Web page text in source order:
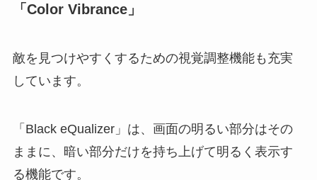
「Color Vibrance」
敵を見つけやすくするための視覚調整機能も充実
しています。
「Black eQualizer」は、画面の明るい部分はその
ままに、暗い部分だけを持ち上げて明るく表示す
る機能です。